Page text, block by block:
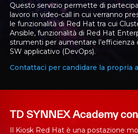
Questo servizio permette di
lavoro in video-call in cui verranno
le funzionalità di Red Hat tra cui
Ansible, funzionalità di Red Hat
strumenti per aumentare l’efficienza
SW applicativo (DevOps).
Contattaci per candidare la propria
TD SYNNEX Academy
Il Kiosk Red Hat è una postazione